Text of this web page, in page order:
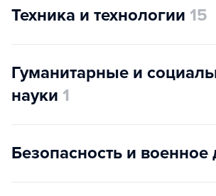
Техника и технологии 15
Гуманитарные и
науки 1
Безопасность и военное